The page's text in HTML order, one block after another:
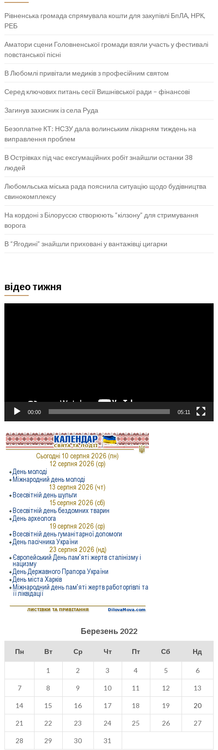
Рівненська громада спрямувала кошти для закупівлі БпЛА, НРК,
РЕБ
Аматори сцени Головненської громади взяли участь у фестивалі
повстанської пісні
В Любомлі привітали медиків з професійним святом
Серед ключових питань сесії Вишнівської ради – фінансові
Загинув захисник із села Руда
Безоплатне КТ: НСЗУ дала волинським лікарням тиждень на
виправлення проблем
В Острівках під час ексгумаційних робіт знайшли останки 38
людей
Любомльська міська рада пояснила ситуацію щодо будівництва
свинокомплексу
На кордоні з Білоруссю створюють “кілзону” для стримування
ворога
В “Ягодині” знайшли приховані у вантажівці цигарки
відео тижня
00:00 05:11
Березень 2022
Пн Вт Ср Чт Пт Сб Нд
1 2 3 4 5 6
7 8 9 10 11 12 13
14 15 16 17 18 19 20
21 22 23 24 25 26 27
28 29 30 31